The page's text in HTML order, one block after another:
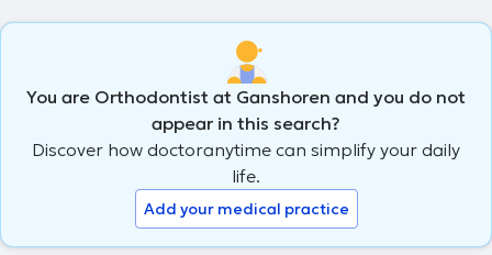
You are Orthodontist at Ganshoren and you do not
appear in this search?
Discover how doctoranytime can simplify your daily
life.
Add your medical practice